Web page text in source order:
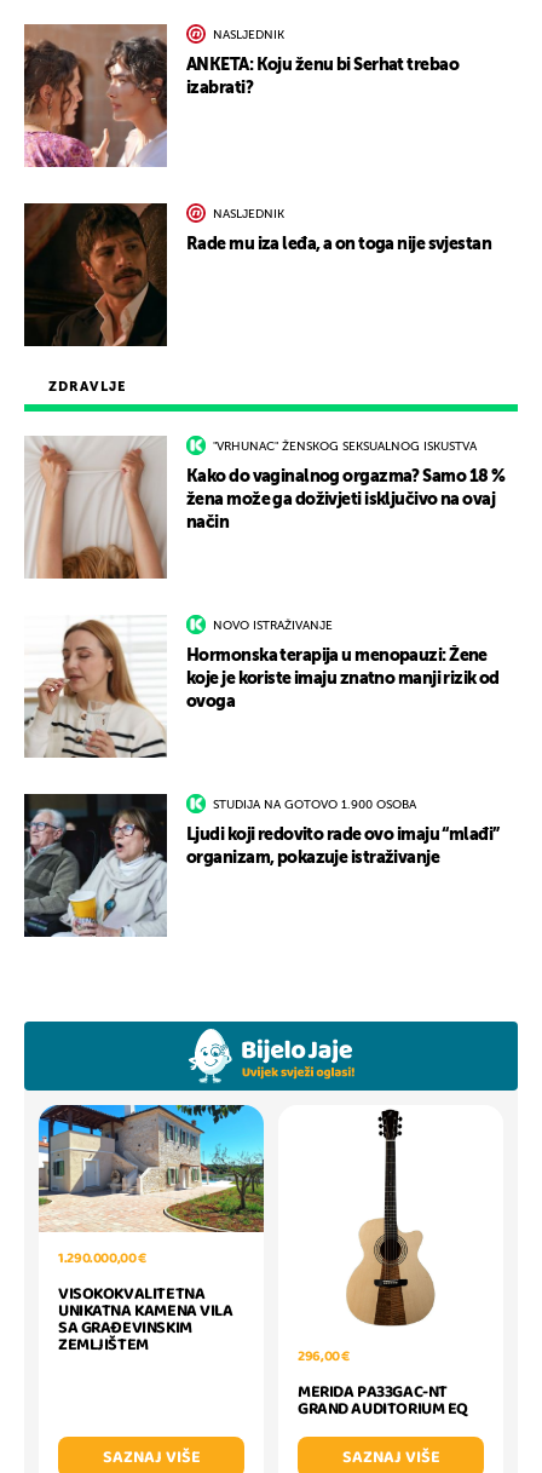
ZDRAVLJE
"VRHUNAC" ŽENSKOG SEKSUALNOG ISKUSTVA
Kako do vaginalnog orgazma? Samo 18 %
žena može ga doživjeti isključivo na ovaj
način
NOVO ISTRAŽIVANJE
Hormonska terapija u menopauzi: Žene
koje je koriste imaju znatno manji rizik od
ovoga
STUDIJA NA GOTOVO 1.900 OSOBA
Ljudi koji redovito rade ovo imaju “mlađi”
organizam, pokazuje istraživanje
NASLJEDNIK
ANKETA: Koju ženu bi Serhat trebao
izabrati?
NASLJEDNIK
Rade mu iza leđa, a on toga nije svjestan
1.290.000,00 €
VISOKOKVALITETNA
UNIKATNA KAMENA VILA
SA GRAĐEVINSKIM
ZEMLJIŠTEM
SAZNAJ VIŠE
296,00 €
MERIDA PA33GAC-NT
GRAND AUDITORIUM EQ
SAZNAJ VIŠE